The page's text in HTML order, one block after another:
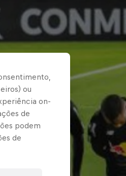
ou
on-
de
podem
de